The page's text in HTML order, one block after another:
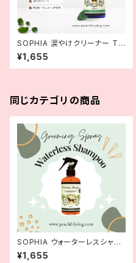
SOPHIA 涙やけクリーナー Te
ar Stain Remover 200ml
¥1,655
同じカテゴリの商品
SOPHIA ウォーターレスシャン
プー Waterless Shampoo 2
50ml 【デオドラント】
¥1,655